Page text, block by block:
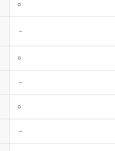
○
－
○
－
○
－